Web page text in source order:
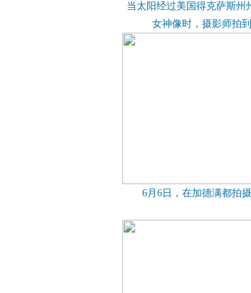
当太阳经过美国得克萨斯州
女神像时，摄影师拍
6月6日，在加德满都拍摄